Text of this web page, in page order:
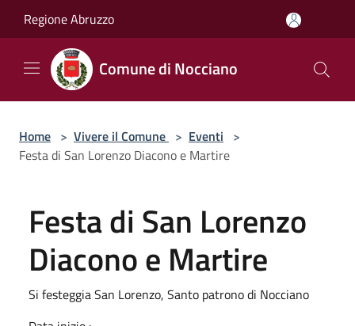
Regione Abruzzo
Comune di Nocciano
Home > Vivere il Comune > Eventi >
Festa di San Lorenzo Diacono e Martire
Festa di San Lorenzo
Diacono e Martire
Si festeggia San Lorenzo, Santo patrono di Nocciano